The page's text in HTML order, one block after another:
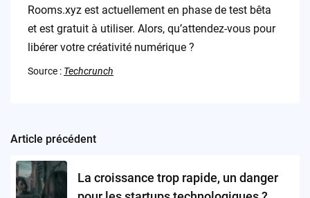
Rooms.xyz est actuellement en phase de test bêta
et est gratuit à utiliser. Alors, qu’attendez-vous pour
libérer votre créativité numérique ?
Source : Techcrunch
Post
navigation
Article précédent
La croissance trop rapide, un danger